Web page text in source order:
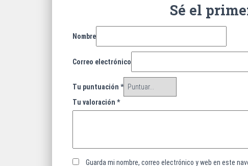
Sé el
Nombre
Correo electrónico
Tu puntuación *
Tu valoración *
Guarda mi nombre, correo electrónico y web en este